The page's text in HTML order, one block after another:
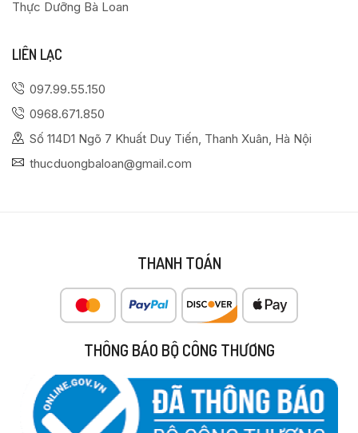
Thực Dưỡng Bà Loan
LIÊN LẠC
097.99.55.150
0968.671.850
Số 114D1 Ngõ 7 Khuất Duy Tiến, Thanh Xuân, Hà Nội
thucduongbaloan@gmail.com
THANH TOÁN
THÔNG BÁO BỘ CÔNG THƯƠNG